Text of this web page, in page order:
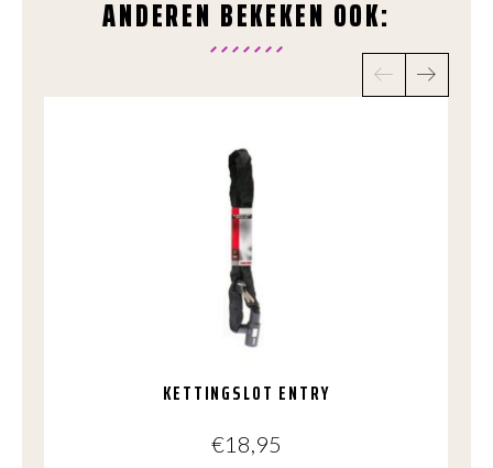
ANDEREN BEKEKEN OOK:
KETTINGSLOT ENTRY
€18,95